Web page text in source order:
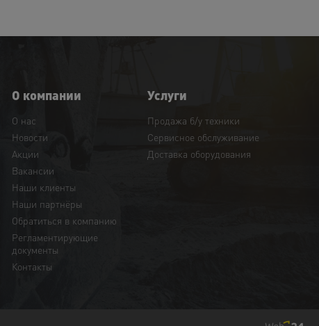
О компании
О нас
Новости
Акции
Вакансии
Наши клиенты
Наши партнёры
Обратиться в компанию
Регламентирующие
документы
Контакты
Услуги
Продажа б/у техники
Сервисное обслуживание
Доставка оборудования